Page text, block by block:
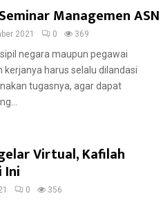
Managemen ASN
2021 0 369
negara maupun pegawai
harus selalu dilandasi
tugasnya, agar dapat
Virtual, Kafilah
Ini
0 356